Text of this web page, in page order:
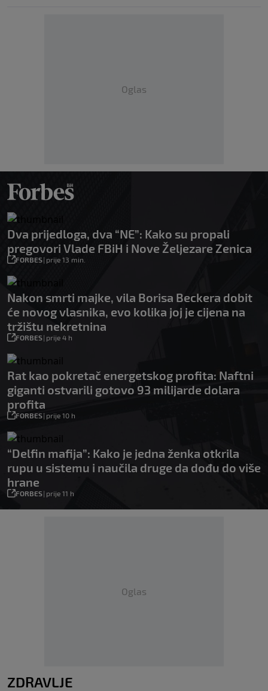
Oglas
Dva prijedloga, dva “NE”: Kako su propali
pregovori Vlade FBiH i Nove Željezare Zenica
FORBES| prije 13 min.
Nakon smrti majke, vila Borisa Beckera dobit
će novog vlasnika, evo kolika joj je cijena na
tržištu nekretnina
FORBES| prije 4 h
Rat kao pokretač energetskog profita: Naftni
giganti ostvarili gotovo 93 milijarde dolara
profita
FORBES| prije 10 h
“Delfin mafija”: Kako je jedna ženka otkrila
rupu u sistemu i naučila druge da dođu do više
hrane
FORBES| prije 11 h
Oglas
ZDRAVLJE